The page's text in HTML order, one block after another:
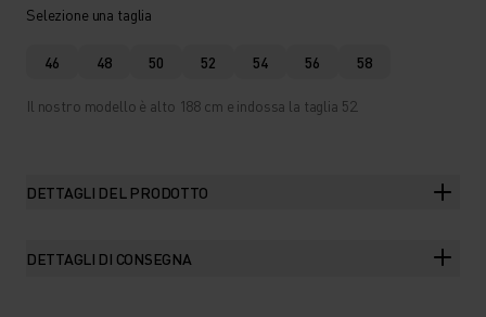
Selezione una taglia
46 48 50 52 54 56 58
Il nostro modello è alto 188 cm e indossa la taglia 52.
DETTAGLI DEL PRODOTTO
DETTAGLI DI CONSEGNA